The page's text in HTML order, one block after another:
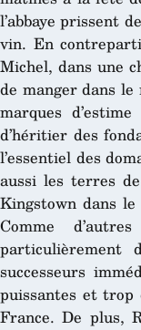
l’abbaye prissent
vin. En
Michel, dans une
de manger dans
marques
d’héritier des
l’essentiel des
aussi les terres
Kingstown dans
Comme
particulièrement
successeurs
puissantes et trop
France. De plus,